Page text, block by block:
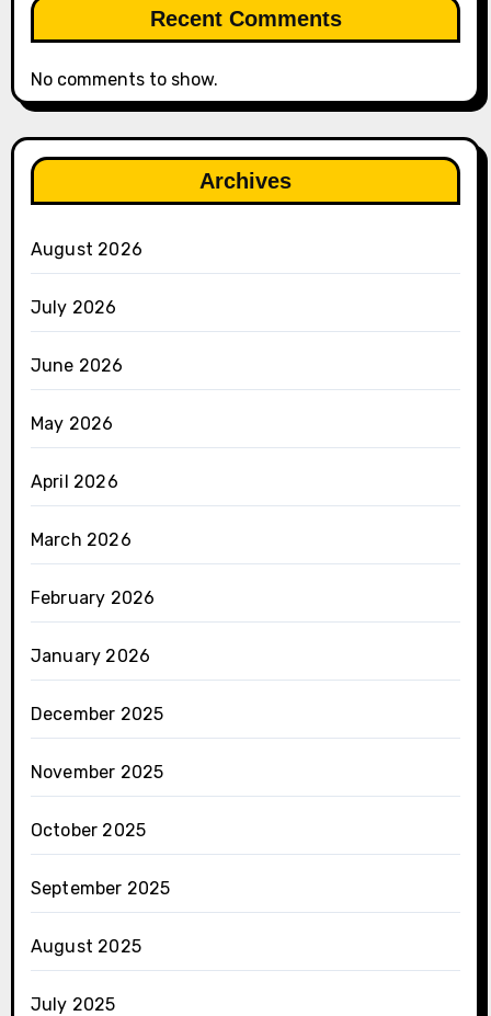
Recent Comments
No comments to show.
Archives
August 2026
July 2026
June 2026
May 2026
April 2026
March 2026
February 2026
January 2026
December 2025
November 2025
October 2025
September 2025
August 2025
July 2025